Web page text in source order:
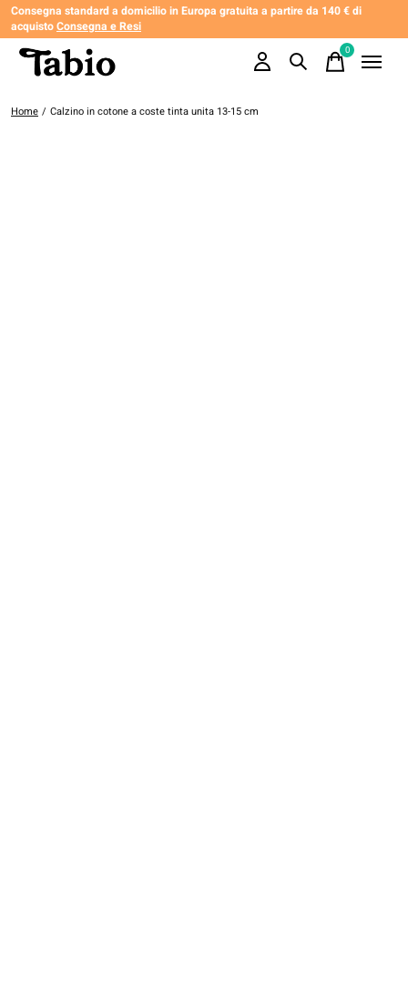
Consegna standard a domicilio in Europa gratuita a partire da 140 € di
acquistoConsegna e Resi
0items
Home / Calzino in cotone a coste tinta unita 13-15 cm